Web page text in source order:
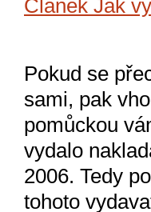
Článek Jak
Pokud se
sami, pak
pomůckou
vydalo
2006. Tedy
tohoto